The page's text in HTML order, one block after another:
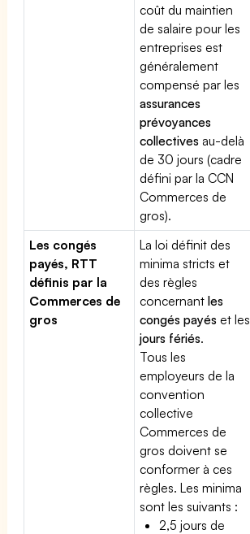
coût du maintien
de salaire pour les
entreprises est
généralement
compensé par les
assurances
prévoyances
collectives au-delà
de 30 jours (cadre
défini par la CCN
Commerces de
gros).
Les congés
payés, RTT
définis par la
Commerces de
gros
La loi définit des
minima stricts et
des règles
concernantles
congés payés et les
jours fériés.
Tous les
employeurs de la
convention
collective
Commerces de
gros doivent se
conformer à ces
règles. Les minima
sont les suivants :
2,5 jours de